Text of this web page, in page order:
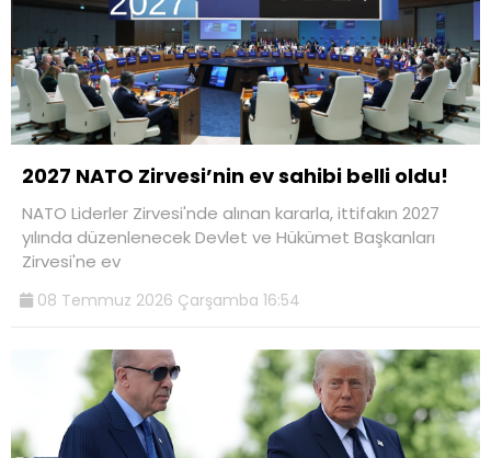
2027 NATO Zirvesi’nin ev sahibi belli oldu!
NATO Liderler Zirvesi'nde alınan kararla, ittifakın 2027
yılında düzenlenecek Devlet ve Hükümet Başkanları
Zirvesi'ne ev
08 Temmuz 2026 Çarşamba 16:54